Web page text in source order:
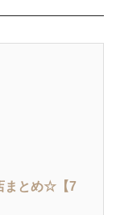
まとめ☆【7